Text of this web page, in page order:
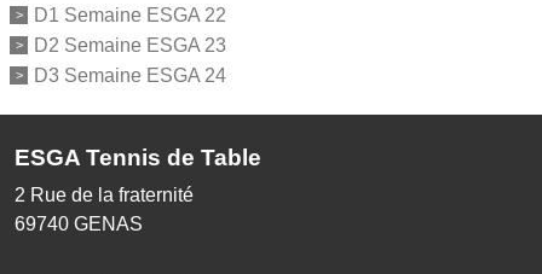
D1 Semaine ESGA 22
D2 Semaine ESGA 23
D3 Semaine ESGA 24
ESGA Tennis de Table
2 Rue de la fraternité
69740 GENAS